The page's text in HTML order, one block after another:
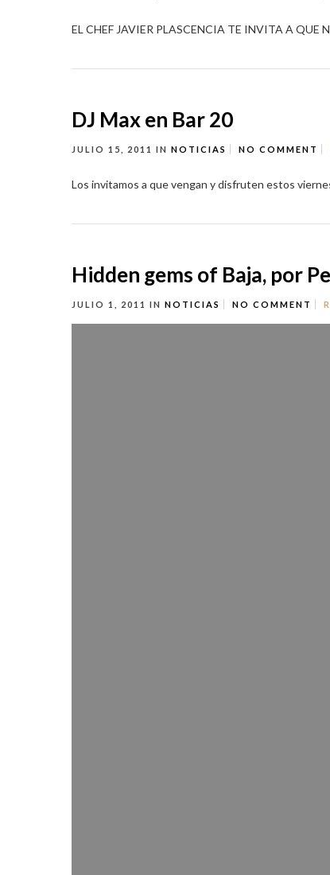
EL CHEF JAVIER PLASCENCIA TE INVITA A QUE
DJ Max en Bar 20
JULIO 15, 2011 IN NOTICIAS NO COMMENT
Los invitamos a que vengan y disfruten estos
Hidden gems of Baja, por
JULIO 1, 2011 IN NOTICIAS NO COMMENT